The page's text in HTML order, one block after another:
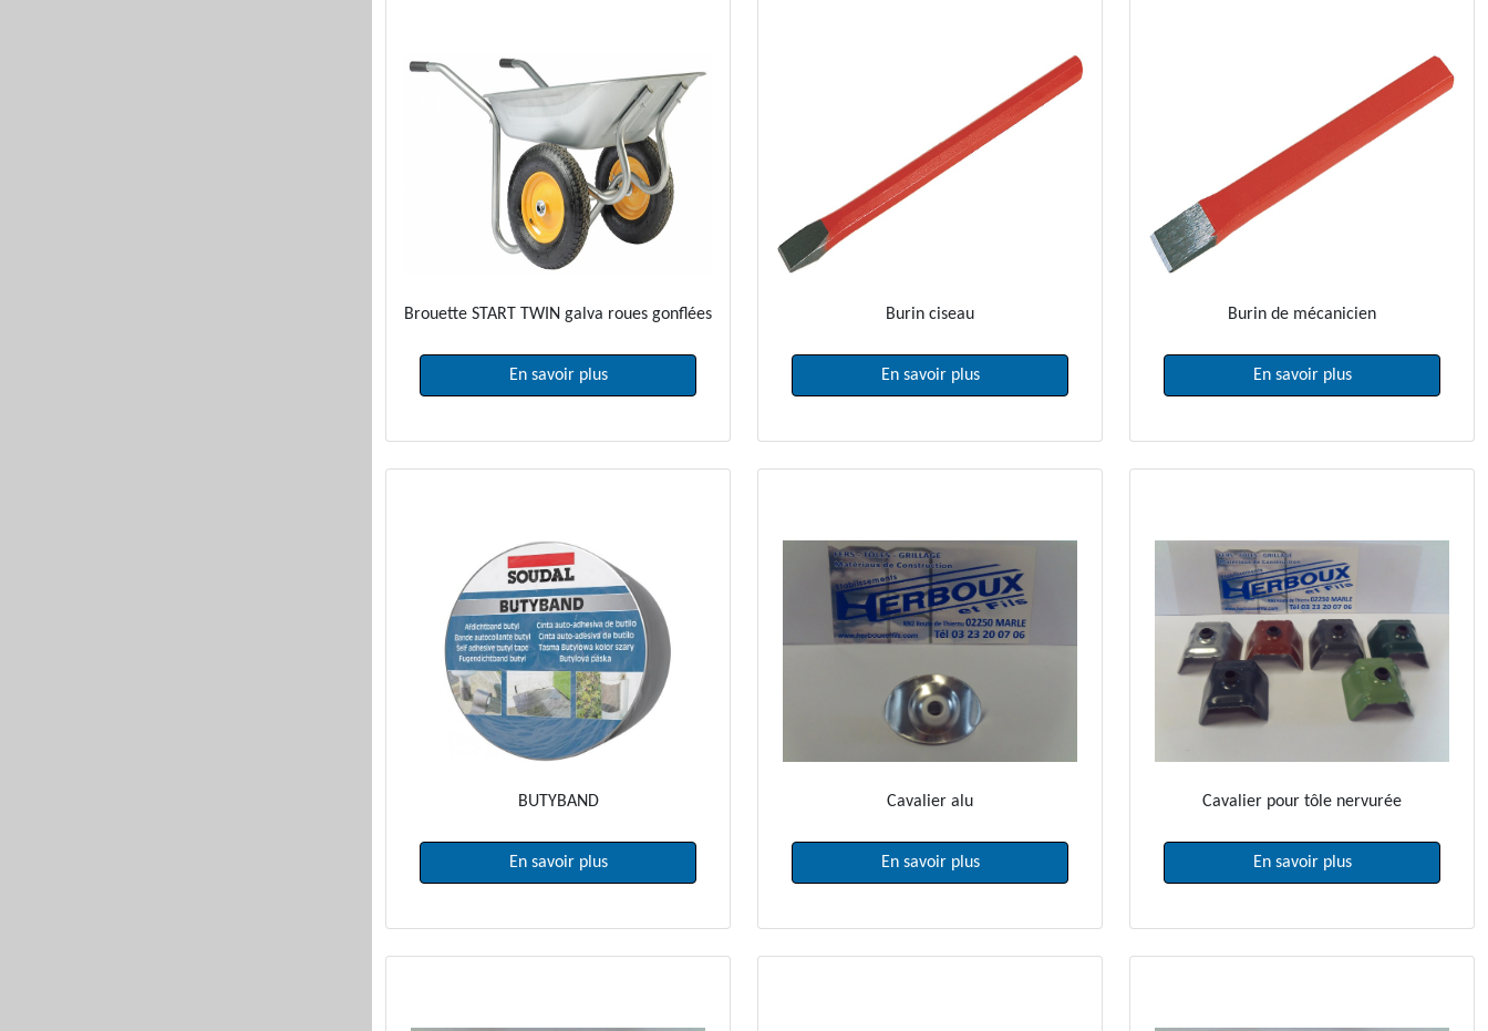
Brouette START TWIN galva roues gonflées
En savoir plus
Burin ciseau
En savoir plus
Burin de mécanicien
En savoir plus
BUTYBAND
En savoir plus
Cavalier alu
En savoir plus
Cavalier pour tôle nervurée
En savoir plus